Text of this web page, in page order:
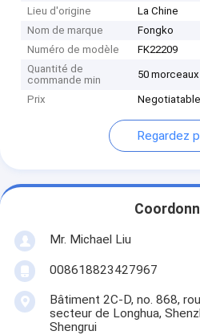
Lieu d'origine
La Chine
Nom de marque
Fongko
Numéro de modèle
FK22209
Quantité de
commande min
50 morceaux
Prix Negotiatable
Regardez
Mr. Michael Liu
008618823427967
Bâtiment 2C-D, no. 868,
secteur de Longhua,
Shengrui